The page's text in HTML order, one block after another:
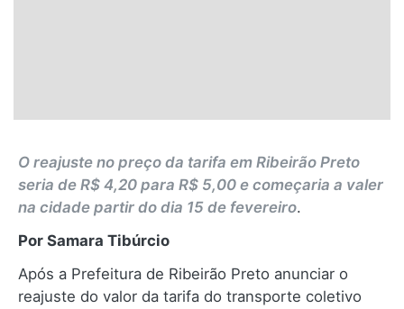
O reajuste no preço da tarifa em Ribeirão Preto
seria de R$ 4,20 para R$ 5,00 e começaria a valer
na cidade partir do dia 15 de fevereiro.
Por Samara Tibúrcio
Após a Prefeitura de Ribeirão Preto anunciar o
reajuste do valor da tarifa do transporte coletivo